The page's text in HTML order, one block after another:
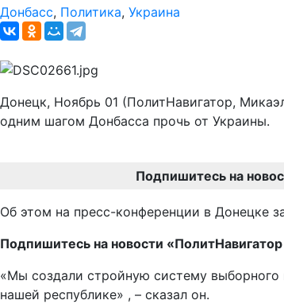
Донбасс, Политика, Украина
Донецк, Ноябрь 01 (ПолитНавигатор,
одним шагом Донбасса прочь от Украины.
Подпишитесь на
Об этом на пресс-конференции в Донецке
Подпишитесь на новости
«Мы создали стройную систему выборного
нашей республике» , – сказал он.